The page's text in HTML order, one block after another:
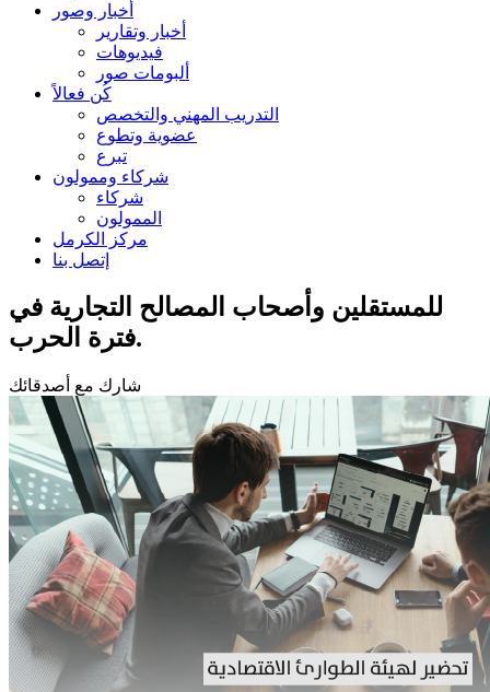
أخبار وصور
أخبار وتقارير
فيديوهات
ألبومات صور
كُن فعالاً
التدريب المهني والتخصص
عضوية وتطوع
تبرع
شركاء وممولون
شركاء
الممولون
مركز الكرمل
إتصل بنا
للمستقلين وأصحاب المصالح التجارية في
فترة الحرب.
شارك مع أصدقائك